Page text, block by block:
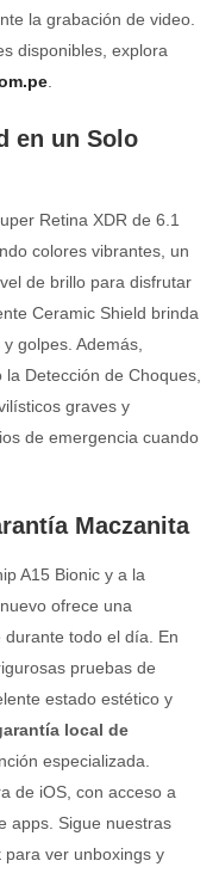
la grabación de video.
disponibles, explora
en un Solo
Retina XDR de 6.1
colores vibrantes, un
de brillo para disfrutar
Ceramic Shield brinda
golpes. Además,
Detección de Choques,
graves y
de emergencia cuando
Maczanita
A15 Bionic y a la
ofrece una
todo el día. En
pruebas de
estado estético y
local de
especializada.
de iOS, con acceso a
apps. Sigue nuestras
para ver unboxings y